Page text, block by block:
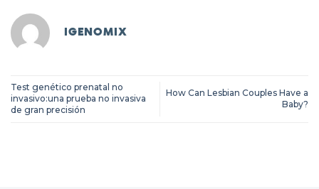
IGENOMIX
Test genético prenatal no
invasivo:una prueba no invasiva
de gran precisión
How Can Lesbian Couples Have a
Baby?